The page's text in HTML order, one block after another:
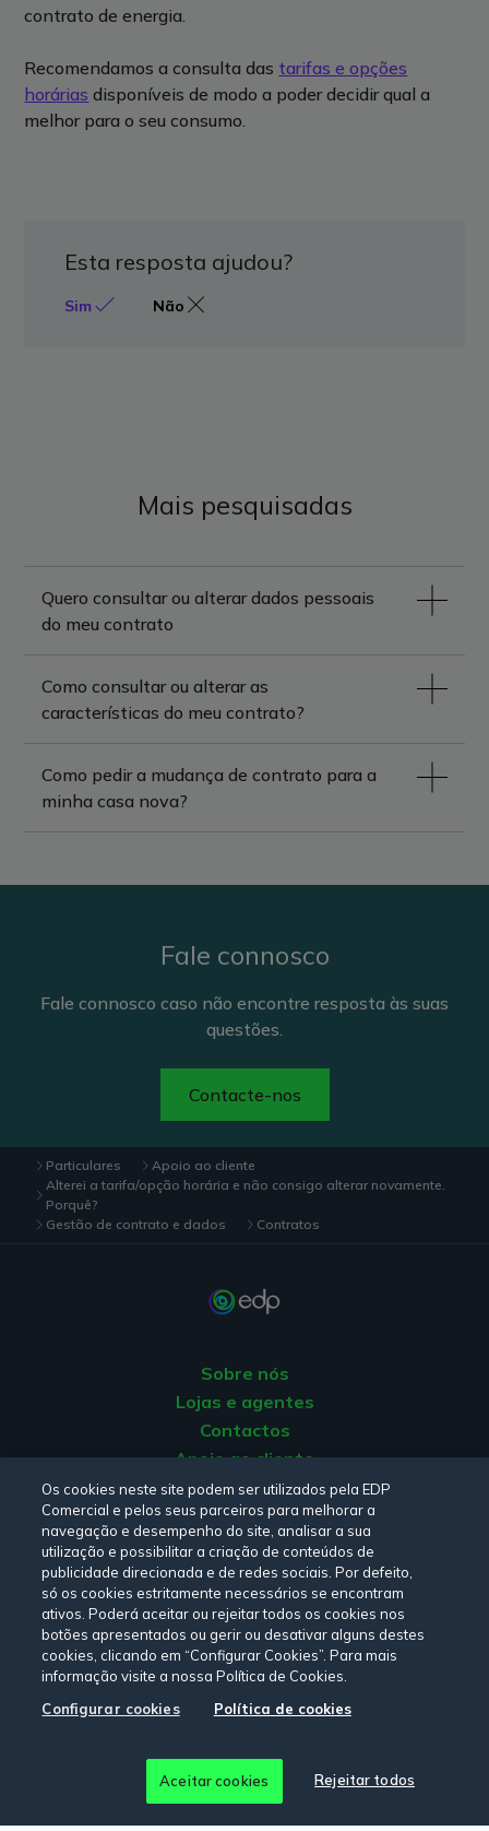
contrato de energia.
Recomendamos a consulta das tarifas e opções
horárias disponíveis de modo a poder decidir qual a
melhor para o seu consumo.
Esta resposta ajudou?
Sim Não
Mais pesquisadas
Quero consultar ou alterar dados pessoais
do meu contrato
Como consultar ou alterar as
características do meu contrato?
Como pedir a mudança de contrato para a
minha casa nova?
Fale connosco
Fale connosco caso não encontre resposta às suas
questões.
Contacte-nos
Particulares
Apoio ao cliente
Alterei a tarifa/opção horária e não consigo alterar novamente.
Porquê?
Gestão de contrato e dados
Contratos
Sobre nós
Lojas e agentes
Contactos
Apoio ao cliente
Origem da energia
Livro de reclamações
Consulte a nossa Política de privacidade, Política de cookies
Termos e CondiçõeseDeclaração de Acessibilidade.
Siga-nos:
© Copyright 2026 - EDP Comercial. Todos os direitos
reservados
Os cookies neste site podem ser utilizados pela EDP
Comercial e pelos seus parceiros para melhorar a
navegação e desempenho do site, analisar a sua
utilização e possibilitar a criação de conteúdos de
publicidade direcionada e de redes sociais. Por defeito,
só os cookies estritamente necessários se encontram
ativos. Poderá aceitar ou rejeitar todos os cookies nos
botões apresentados ou gerir ou desativar alguns destes
cookies, clicando em “Configurar Cookies”. Para mais
informação visite a nossa Política de Cookies.
Configurar cookies
Política de cookies
Rejeitar todos
Aceitar cookies